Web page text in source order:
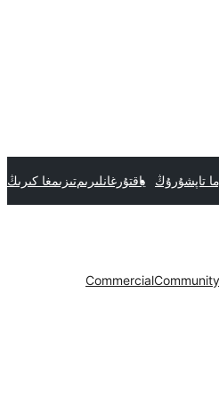
تاپشۇرۇڭ ياقتۇرغانلىرىمتىزىمغا كىرىڭ
Community
Commercial